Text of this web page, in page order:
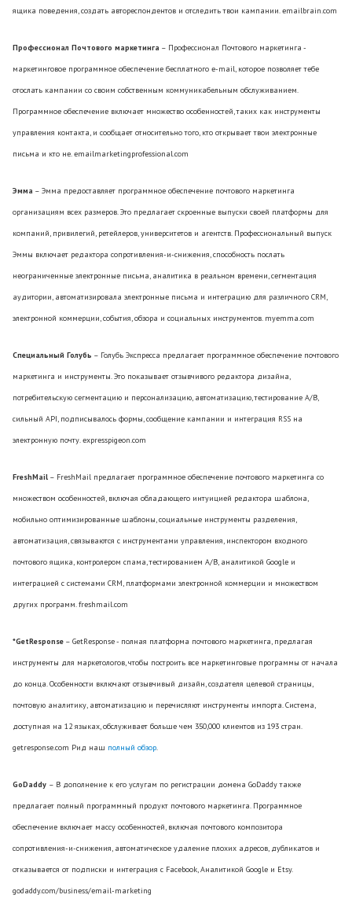
ящика поведения, создать автореспондентов и отследить твои кампании. emailbrain.com
Профессионал Почтового маркетинга – Профессионал Почтового маркетинга -
маркетинговое программное обеспечение бесплатного e-mail, которое позволяет тебе
отослать кампании со своим собственным коммуникабельным обслуживанием.
Программное обеспечение включает множество особенностей, таких как инструменты
управления контакта, и сообщает относительно того, кто открывает твои электронные
письма и кто не. emailmarketingprofessional.com
Эмма – Эмма предоставляет программное обеспечение почтового маркетинга
организациям всех размеров. Это предлагает скроенные выпуски своей платформы для
компаний, привилегий, ретейлеров, университетов и агентств. Профессиональный выпуск
Эммы включает редактора сопротивления-и-снижения, способность послать
неограниченные электронные письма, аналитика в реальном времени, сегментация
аудитории, автоматизировала электронные письма и интеграцию для различного CRM,
электронной коммерции, события, обзора и социальных инструментов. myemma.com
Специальный Голубь – Голубь Экспресса предлагает программное обеспечение почтового
маркетинга и инструменты. Это показывает отзывчивого редактора дизайна,
потребительскую сегментацию и персонализацию, автоматизацию, тестирование A/B,
сильный API, подписывалось формы, сообщение кампании и интеграция RSS на
электронную почту. expresspigeon.com
FreshMail – FreshMail предлагает программное обеспечение почтового маркетинга со
множеством особенностей, включая обладающего интуицией редактора шаблона,
мобильно оптимизированные шаблоны, социальные инструменты разделения,
автоматизация, связываются с инструментами управления, инспектором входного
почтового ящика, контролером спама, тестированием A/B, аналитикой Google и
интеграцией с системами CRM, платформами электронной коммерции и множеством
других программ. freshmail.com
*GetResponse – GetResponse - полная платформа почтового маркетинга, предлагая
инструменты для маркетологов, чтобы построить все маркетинговые программы от начала
до конца. Особенности включают отзывчивый дизайн, создателя целевой страницы,
почтовую аналитику, автоматизацию и перечисляют инструменты импорта. Система,
доступная на 12 языках, обслуживает больше чем 350,000 клиентов из 193 стран.
getresponse.com Рид наш полный обзор.
GoDaddy – В дополнение к его услугам по регистрации домена GoDaddy также
предлагает полный программный продукт почтового маркетинга. Программное
обеспечение включает массу особенностей, включая почтового композитора
сопротивления-и-снижения, автоматическое удаление плохих адресов, дубликатов и
отказывается от подписки и интеграция с Facebook, Аналитикой Google и Etsy.
godaddy.com/business/email-marketing